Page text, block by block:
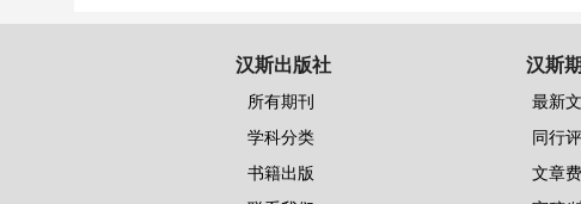
汉斯出版社
所有期刊
学科分类
书籍出版
汉斯
最新
同行
文章